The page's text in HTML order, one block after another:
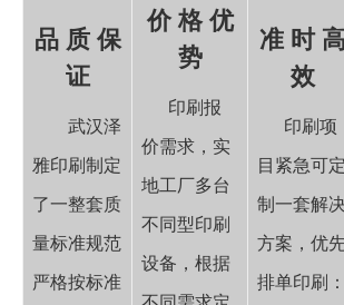
品 质 保
证
武汉泽
雅印刷制定
了一整套质
量标准规范
严格按标准
价 格 优
势
印刷报
价需求，实
地工厂多台
不同型印刷
设备，根据
准 时
效
印刷项
目紧急可定
制一套解
方案，优
排单印刷：